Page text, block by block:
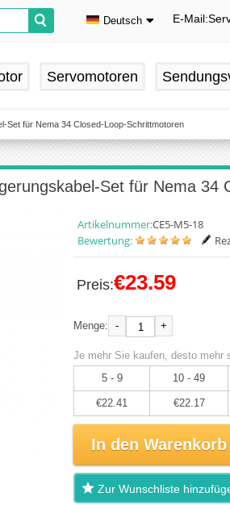
Deutsch
Deutsch
Español
E-
Servomotoren
Set für Nema 34 Closed-Loop-Schrittmotoren
Set für Nema 34
Artikelnummer:CE5-M5-18
Bewertung:
Preis:€23.59
Menge: - +
Je mehr Sie kaufen, desto mehr
5 - 9
10 - 49
€22.41 €22.17
In den
Zur Wunschliste